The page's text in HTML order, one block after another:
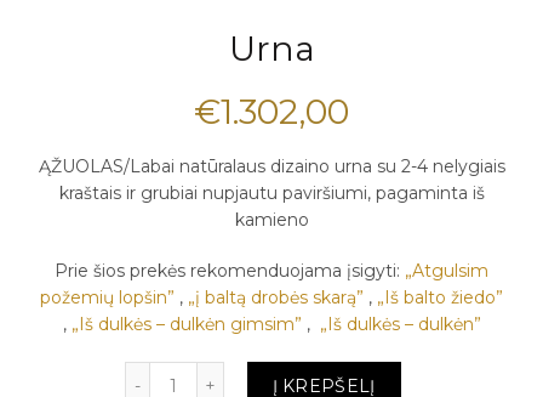
Urna
€1.302,00
ĄŽUOLAS/Labai natūralaus dizaino urna su 2-4 nelygiais
kraštais ir grubiai nupjautu paviršiumi, pagaminta iš
kamieno
Prie šios prekės rekomenduojama įsigyti: „Atgulsim
požemių lopšin” , „į baltą drobės skarą” , „Iš balto žiedo”
, „Iš dulkės – dulkėn gimsim” , „Iš dulkės – dulkėn”
Kiekis
Į KREPŠELĮ